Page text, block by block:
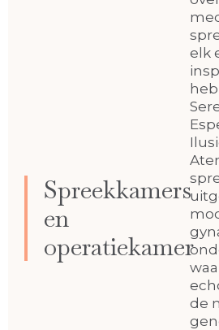
Spreekkamers
en
operatiekamer
elk
de